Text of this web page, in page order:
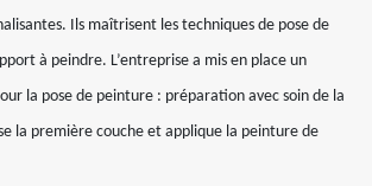
Ils maîtrisent les techniques de pose de
à peindre. L’entreprise a mis en place un
la pose de peinture : préparation avec soin de la
la première couche et applique la peinture de